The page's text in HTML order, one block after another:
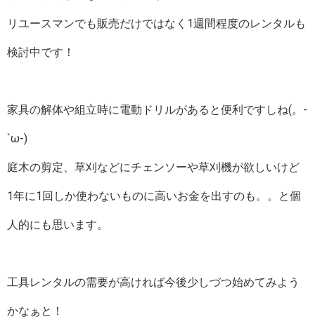
リユースマンでも販売だけではなく1週間程度のレンタルも
検討中です！
家具の解体や組立時に電動ドリルがあると便利ですしね(。-
`ω-)
庭木の剪定、草刈などにチェンソーや草刈機が欲しいけど
1年に1回しか使わないものに高いお金を出すのも。。と個
人的にも思います。
工具レンタルの需要が高ければ今後少しづつ始めてみよう
かなぁと！